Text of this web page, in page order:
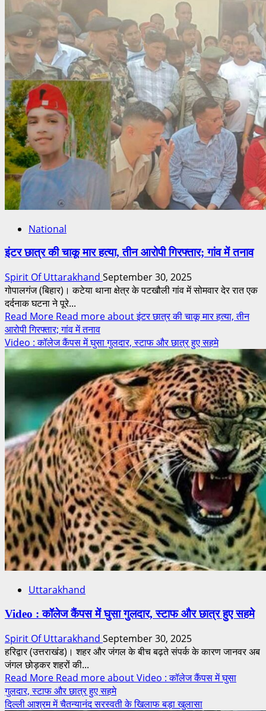
National
इंटर छात्र की चाकू मार हत्या, तीन आरोपी गिरफ्तार; गांव में तनाव
Spirit Of Uttarakhand September 30, 2025
गोपालगंज (बिहार)। कटेया थाना क्षेत्र के पटखौली गांव में सोमवार देर रात एक
दर्दनाक घटना ने पूरे...
Read More Read more about इंटर छात्र की चाकू मार हत्या, तीन
आरोपी गिरफ्तार; गांव में तनाव
Video : कॉलेज कैंपस में घुसा गुलदार, स्टाफ और छात्र हुए सहमे
Uttarakhand
Video : कॉलेज कैंपस में घुसा गुलदार, स्टाफ और छात्र हुए सहमे
Spirit Of Uttarakhand September 30, 2025
हरिद्वार (उत्तराखंड)। शहर और जंगल के बीच बढ़ते संपर्क के कारण जानवर अब
जंगल छोड़कर शहरों की...
Read More Read more about Video : कॉलेज कैंपस में घुसा
गुलदार, स्टाफ और छात्र हुए सहमे
दिल्ली आश्रम में चैतन्यानंद सरस्वती के खिलाफ बड़ा खुलासा